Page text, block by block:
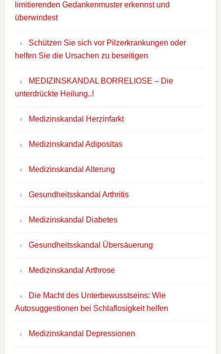
limitierenden Gedankenmuster erkennst und
überwindest
Schützen Sie sich vor Pilzerkrankungen oder
helfen Sie die Ursachen zu beseitigen
MEDIZINSKANDAL BORRELIOSE – Die
unterdrückte Heilung..!
Medizinskandal Herzinfarkt
Medizinskandal Adipositas
Medizinskandal Alterung
Gesundheitsskandal Arthritis
Medizinskandal Diabetes
Gesundheitsskandal Übersäuerung
Medizinskandal Arthrose
Die Macht des Unterbewusstseins: Wie
Autosuggestionen bei Schlaflosigkeit helfen
Medizinskandal Depressionen